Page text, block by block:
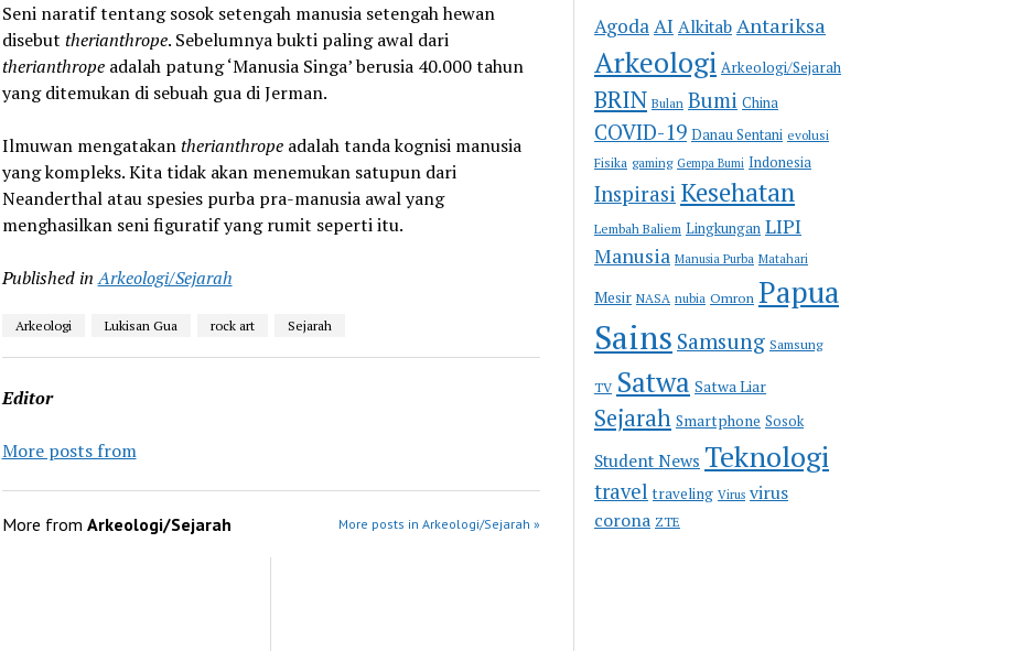
Seni naratif tentang sosok setengah manusia setengah hewan
disebut therianthrope. Sebelumnya bukti paling awal dari
therianthropeadalah patung ‘Manusia Singa’ berusia 40.000 tahun
yang ditemukan di sebuah gua di Jerman.
Ilmuwan mengatakantherianthropeadalah tanda kognisi manusia
yang kompleks. Kita tidak akan menemukan satupun dari
Neanderthal atau spesies purba pra-manusia awal yang
menghasilkan seni figuratif yang rumit seperti itu.
Published in Arkeologi/Sejarah
Arkeologi Lukisan Gua rock art Sejarah
Editor
More posts from
More from Arkeologi/Sejarah More posts in Arkeologi/Sejarah »
AgodaAI Alkitab Antariksa
Arkeologi Arkeologi/Sejarah
BRIN Bulan Bumi China
COVID-19 Danau Sentani evolusi
Fisika gaming Gempa Bumi Indonesia
Inspirasi Kesehatan
Lembah Baliem Lingkungan LIPI
Manusia Manusia Purba Matahari
Mesir NASA nubia Omron Papua
Sains Samsung Samsung
TV Satwa Satwa Liar
Sejarah Smartphone Sosok
Student News Teknologi
travel traveling Virus virus
corona ZTE